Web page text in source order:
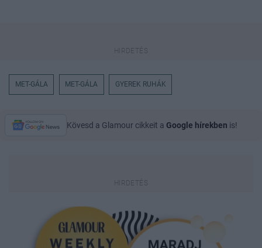
MET-GÁLA MET-GÁLA GYEREK RUHÁK
Kövesd a Glamour cikkeit a Google hírekben is!